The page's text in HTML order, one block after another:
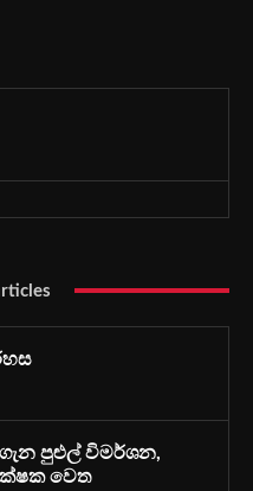
පුළුල් විමර්ශන,
වෙත